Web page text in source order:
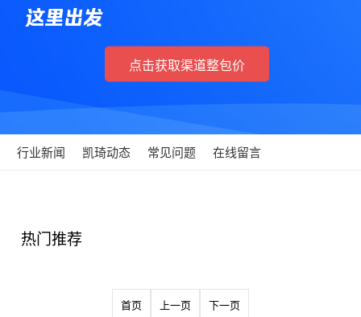
这里出发
点击获取渠道整包价
行业新闻 凯琦动态 常见问题 在线留言
热门推荐
首页 上一页 下一页